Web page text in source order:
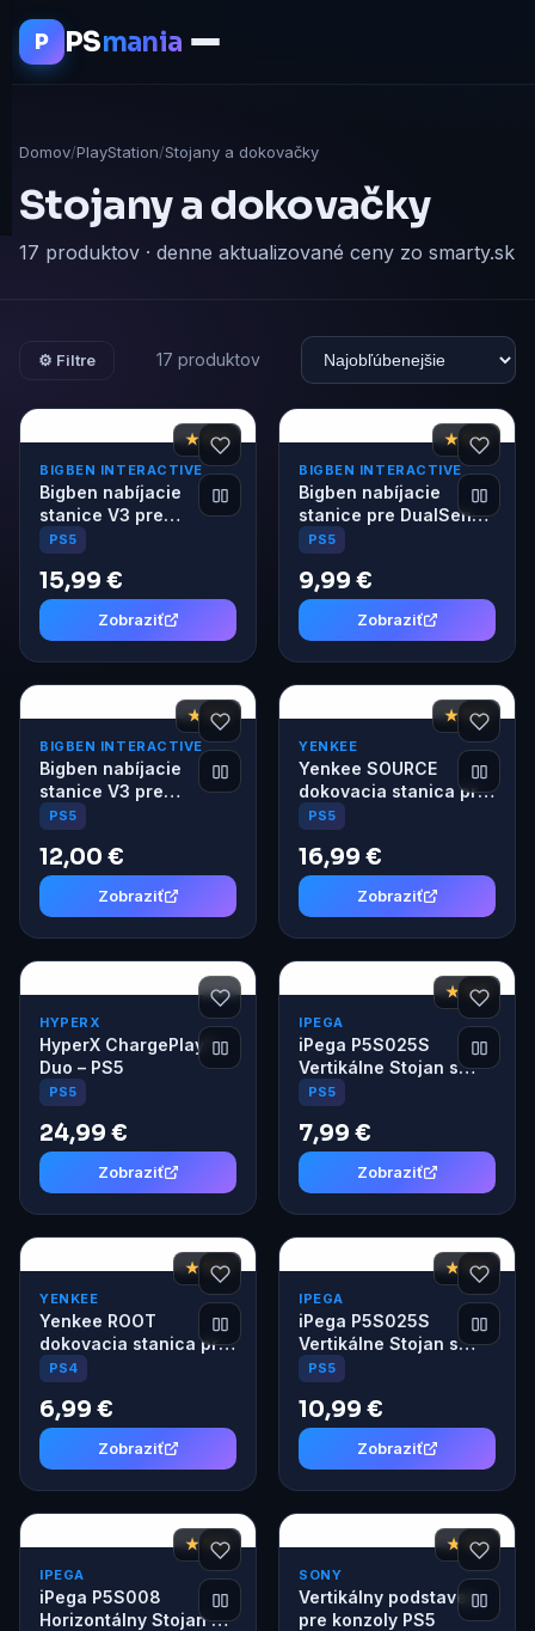
P PSmania
Domov/PlayStation/Stojany a dokovačky
Stojany a dokovačky
17 produktov · denne aktualizované ceny zo smarty.sk
⚙ Filtre 17 produktov
★ 7,6
BIGBEN INTERACTIVE
Bigben nabíjacie
stanice V3 pre
DualSense PS5
ovládače
PS5
15,99 €
Zobraziť
★ 7,4
BIGBEN INTERACTIVE
Bigben nabíjacie
stanice pre DualSense
PS5 ovládače
PS5
9,99 €
Zobraziť
★ 7,2
BIGBEN INTERACTIVE
Bigben nabíjacie
stanice V3 pre
DualSense PS5
ovládače
PS5
12,00 €
Zobraziť
★ 7,6
YENKEE
Yenkee SOURCE
dokovacia stanica pre
PS5
PS5
16,99 €
Zobraziť
HYPERX
HyperX ChargePlay™
Duo – PS5
PS5
24,99 €
Zobraziť
★ 7,8
IPEGA
iPega P5S025S
Vertikálne Stojan s
RGB pre PS5 Slim/PS5
Pro biely
PS5
7,99 €
Zobraziť
★ 7,6
YENKEE
Yenkee ROOT
dokovacia stanica pre
PS4
PS4
6,99 €
Zobraziť
★ 7,8
IPEGA
iPega P5S025S
Vertikálne Stojan s
RGB pre PS5 Slim/PS5
Pro čierny
PS5
10,99 €
Zobraziť
★ 7,6
IPEGA
iPega P5S008
Horizontálny Stojan s
★ 7,2
SONY
Vertikálny podstavec
pre konzoly PS5